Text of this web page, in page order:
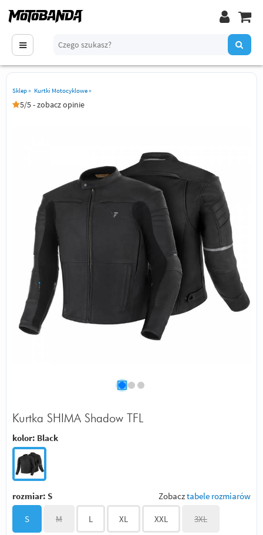
Sklep» Kurtki Motocyklowe»
5/5 - zobacz opinie
Kurtka SHIMA Shadow TFL
kolor: Black
rozmiar: S Zobacztabele rozmiarów
S M L XL XXL 3XL